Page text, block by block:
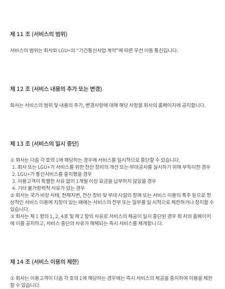
제 11 조 (서비스의 범위)
서비스의 범위는 회사와 LGU+의 “기간통신사업 계약”에 따른 무선 이동 통신입니다.
제 12 조 (서비스 내용의 추가 또는 변경)
회사는 서비스의 범위 및 내용의 추가, 변경사항에 대해 해당 사항을 회사의 홈페이지에 공지합니다.
제 13 조 (서비스의 일시 중단)
① 회사는 다음 각 호의 1에 해당하는 경우에 서비스를 일시적으로 중단할 수 있습니다.
② 회사는 국가 비상 사태, 천재지변, 전산 장비 및 부대 시설의 장애 또는 서비스 이용의 폭주 등으로 정
상적인 서비스 이용에 지장이 있는 때에는 서비스의 전부 또는 일부를 일 시적으로 제한하거나 정지할 수
있습니다.
③ 회사는 제 1 항의 1, 2, 4호 및 제 2 항의 사유로 서비스의 제공이 일시 중단된 경우 회 사의 홈페이지
에 이를 공지하고, 서비스 중단의 사유가 해제되는 즉시 서비스를 재개합니 다.
제 14 조 (서비스 이용의 제한)
① 회사는 이용고객이 다음 각 호의 1에 해당하는 경우에는 즉시 서비스의 제공을 중지하여 이용을 제한
할 수 있습니다.